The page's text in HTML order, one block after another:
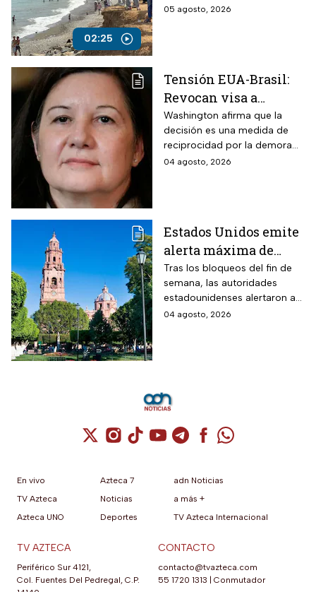
02:25
personas regresaron a
05 agosto, 2026
Tensión EUA-Brasil:
Revocan visa a
embajadora Maria
Luiza Ribeiro Viotti
Washington afirma que la
decisión es una medida de
reciprocidad por la demora
del gobierno brasileño en
04 agosto, 2026
Estados Unidos emite
alerta máxima de
viaje para Michoacán
tras narcobloqueos
por captura del
“Poncho”
Tras los bloqueos del fin de
semana, las autoridades
estadounidenses alertaron a
sus ciudadanos para evitar
04 agosto, 2026
Cuenta de X / Twitter (se abre en una
Cuenta de Instagram (se abre en una
Cuenta de TikTok (se abre en
Cuenta de YouTube (se abre
Cuenta de Telegram (se
Cuenta de
Cuenta de
En vivo
TV Azteca
Azteca UNO
Azteca 7
Noticias
Deportes
adn Noticias
a más +
TV Azteca Internacional
TV AZTECA
Periférico Sur 4121,
Col. Fuentes Del Pedregal, C.P.
CONTACTO
contacto@tvazteca.com
55 1720 1313
Conmutador